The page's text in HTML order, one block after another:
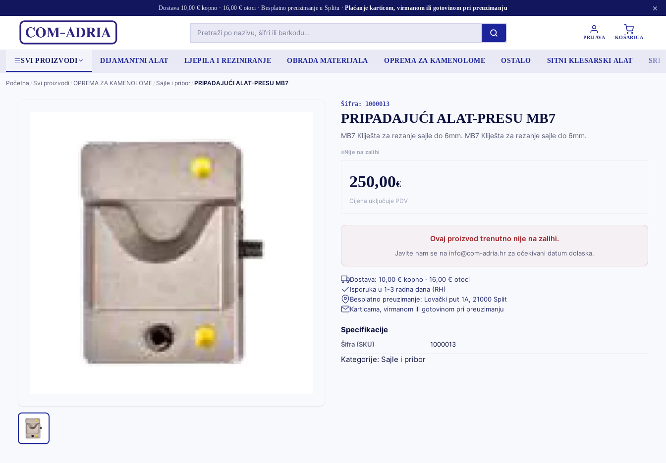
Dostava 10,00 € kopno · 16,00 € otoci · Besplatno preuzimanje u Splitu ·Plaćanje karticom, virmanom ili gotovinom pri preuzimanju ×
PRIJAVA KOŠARICA
SVI PROIZVODI DIJAMANTNI ALAT LJEPILA I REZINIRANJE OBRADA MATERIJALA OPREMA ZA KAMENOLOME OSTALO SITNI KLESARSKI ALAT
Početna / Svi proizvodi /OPREMA ZA KAMENOLOME / Sajle i pribor /PRIPADAJUĆI ALAT-PRESU MB7
Šifra: 1000013
PRIPADAJUĆI ALAT-PRESU MB7
MB7 Kliješta za rezanje sajle do 6mm. MB7 Kliješta za rezanje sajle do 6mm.
Nije na zalihi
250,00€
Cijena uključuje PDV
Ovaj proizvod trenutno nije na zalihi.
Javite nam se na info@com-adria.hr za očekivani datum dolaska.
Dostava: 10,00 € kopno · 16,00 € otoci
Isporuka u 1-3 radna dana (RH)
Besplatno preuzimanje: Lovački put 1A, 21000 Split
Karticama, virmanom ili gotovinom pri preuzimanju
Specifikacije
Šifra (SKU) 1000013
Kategorije: Sajle i pribor